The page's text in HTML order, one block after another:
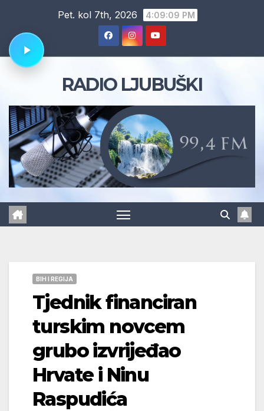
content
Pet. kol 7th, 2026 4:09:10 PM
RADIO LJUBUŠKI
BIH I REGIJA
Tjednik financiran
turskim novcem
grubo izvrijeđao
Hrvate i Ninu
Raspudića